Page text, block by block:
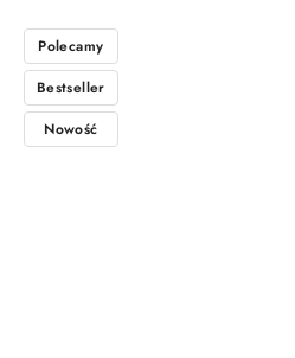
Polecamy
Bestseller
Nowość